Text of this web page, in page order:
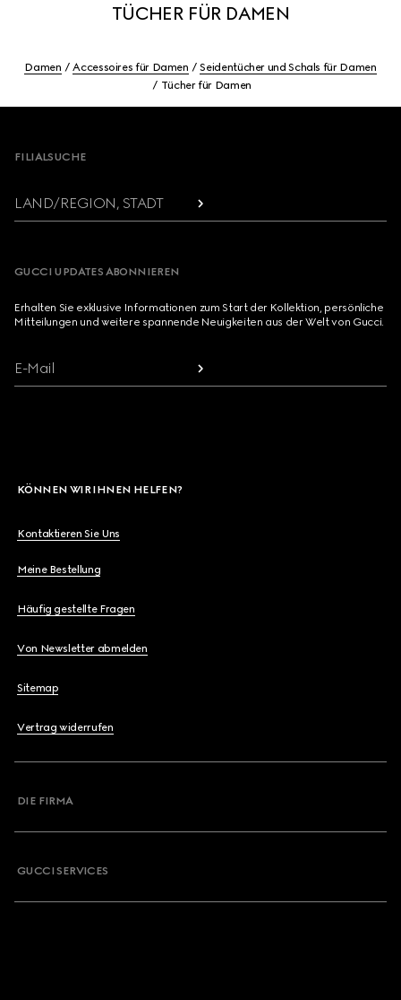
TÜCHER FÜR DAMEN
Damen Accessoires für Damen
Seidentücher und Schals für Damen
Tücher für Damen
FILIALSUCHE
LAND/REGION, STADT
GUCCI UPDATES ABONNIEREN
Erhalten Sie exklusive Informationen zum Start der Kollektion, persönliche
Mitteilungen und weitere spannende Neuigkeiten aus der Welt von Gucci.
E-Mail
KÖNNEN WIR IHNEN HELFEN?
Kontaktieren Sie Uns
Meine Bestellung
Häufig gestellte Fragen
Von Newsletter abmelden
Sitemap
Vertrag widerrufen
DIE FIRMA
GUCCI SERVICES